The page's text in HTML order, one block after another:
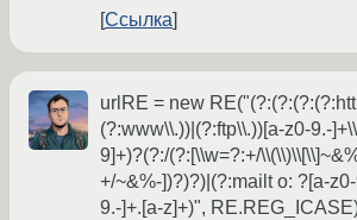
Ссылка
urlRE = new
(?:www\\.))|(?:ftp\\.))[a-z0-9.-
9]+)?(?:/(?:[\\w=?:+/
+/~&%-])?)?)|(?:mailt o: ?[a-
9.-]+.[a-z]+)",